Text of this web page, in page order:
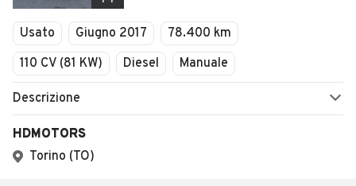
Usato Giugno 2017
78.400 km
110 CV (81 KW)
Diesel Manuale
Descrizione
HDMOTORS
Torino (TO)